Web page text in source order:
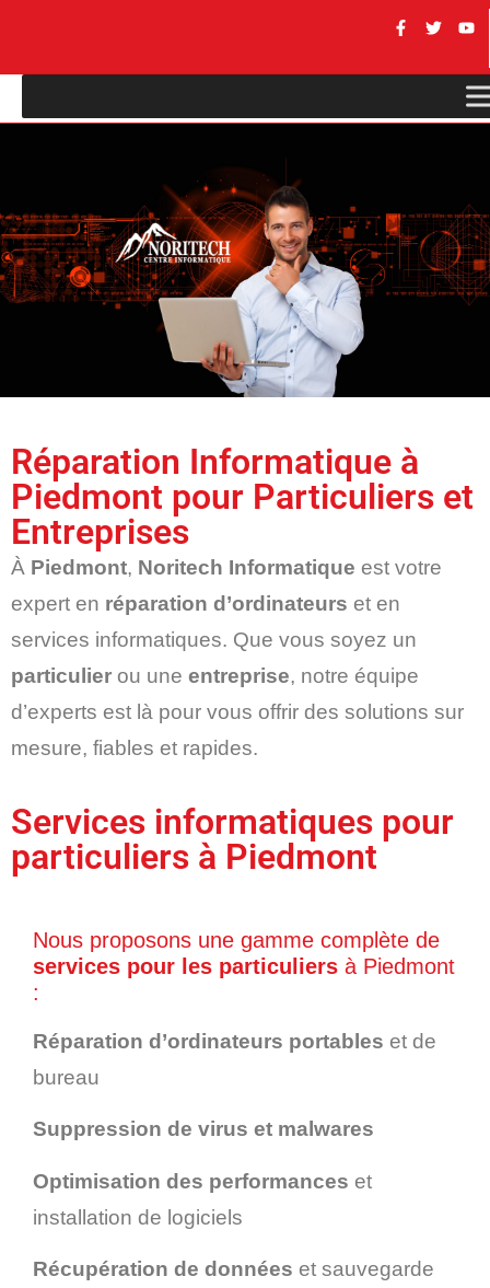
Réparation Informatique à
Piedmont pour Particuliers et
Entreprises
À Piedmont, Noritech Informatique est votre
expert en réparation d’ordinateurs et en
services informatiques. Que vous soyez un
particulier ou une entreprise, notre équipe
d’experts est là pour vous offrir des solutions sur
mesure, fiables et rapides.
Services informatiques pour
particuliers à Piedmont
Nous proposons une gamme complète de
services pour les particuliers à Piedmont
:
Réparation d’ordinateurs portables et de
bureau
Suppression de virus et malwares
Optimisation des performances et
installation de logiciels
Récupération de données et sauvegarde